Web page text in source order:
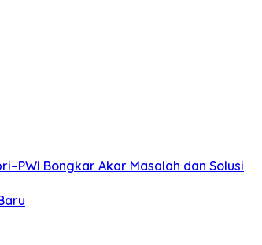
Bongkar Akar Masalah dan Solusi